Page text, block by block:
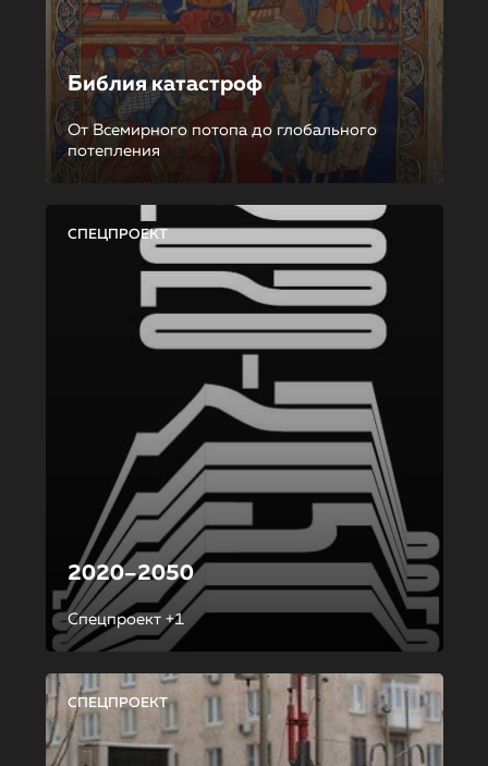
Библия катастроф
От Всемирного потопа до глобального
потепления
СПЕЦПРОЕКТ
2020–2050
Спецпроект +1
СПЕЦПРОЕКТ